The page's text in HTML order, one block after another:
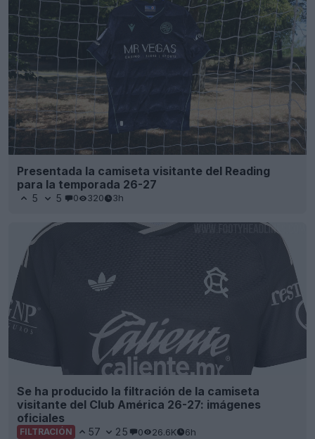
Presentada la camiseta visitante del Reading
para la temporada 26-27
5 5 0 320 3h
Se ha producido la filtración de la camiseta
visitante del Club América 26-27: imágenes
oficiales
FILTRACIÓN 57 25 0 26.6K 6h